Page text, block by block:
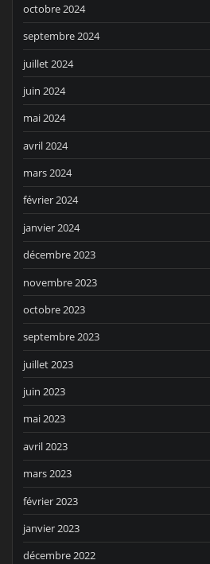
octobre 2024
septembre 2024
juillet 2024
juin 2024
mai 2024
avril 2024
mars 2024
février 2024
janvier 2024
décembre 2023
novembre 2023
octobre 2023
septembre 2023
juillet 2023
juin 2023
mai 2023
avril 2023
mars 2023
février 2023
janvier 2023
décembre 2022